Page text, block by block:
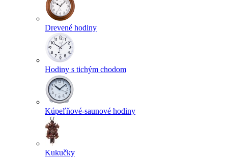
Drevené hodiny
Hodiny s tichým chodom
Kúpeľňové-saunové hodiny
Kukučky